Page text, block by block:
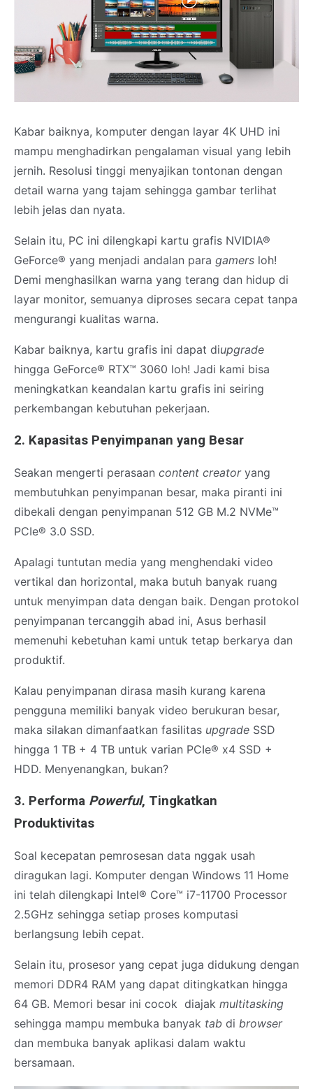
Kabar baiknya, komputer dengan layar 4K UHD ini
mampu menghadirkan pengalaman visual yang lebih
jernih. Resolusi tinggi menyajikan tontonan dengan
detail warna yang tajam sehingga gambar terlihat
lebih jelas dan nyata.
Selain itu, PC ini dilengkapi kartu grafis NVIDIA®
GeForce® yang menjadi andalan para gamers loh!
Demi menghasilkan warna yang terang dan hidup di
layar monitor, semuanya diproses secara cepat tanpa
mengurangi kualitas warna.
Kabar baiknya, kartu grafis ini dapat diupgrade
hingga GeForce® RTX™ 3060 loh! Jadi kami bisa
meningkatkan keandalan kartu grafis ini seiring
perkembangan kebutuhan pekerjaan.
2. Kapasitas Penyimpanan yang Besar
Seakan mengerti perasaan content creatoryang
membutuhkan penyimpanan besar, maka piranti ini
dibekali dengan penyimpanan 512 GB M.2 NVMe™
PCIe® 3.0 SSD.
Apalagi tuntutan media yang menghendaki video
vertikal dan horizontal, maka butuh banyak ruang
untuk menyimpan data dengan baik. Dengan protokol
penyimpanan tercanggih abad ini, Asus berhasil
memenuhi kebetuhan kami untuk tetap berkarya dan
produktif.
Kalau penyimpanan dirasa masih kurang karena
pengguna memiliki banyak video berukuran besar,
maka silakan dimanfaatkan fasilitas upgrade SSD
hingga 1 TB + 4 TB untuk varian PCIe® x4 SSD +
HDD. Menyenangkan, bukan?
3. Performa Powerful, Tingkatkan
Produktivitas
Soal kecepatan pemrosesan data nggak usah
diragukan lagi. Komputer dengan Windows 11 Home
ini telah dilengkapi Intel® Core™ i7-11700 Processor
2.5GHz sehingga setiap proses komputasi
berlangsung lebih cepat.
Selain itu, prosesor yang cepat juga didukung dengan
memori DDR4 RAM yang dapat ditingkatkan hingga
64 GB. Memori besar ini cocok diajak multitasking
sehingga mampu membuka banyak tab di browser
dan membuka banyak aplikasi dalam waktu
bersamaan.